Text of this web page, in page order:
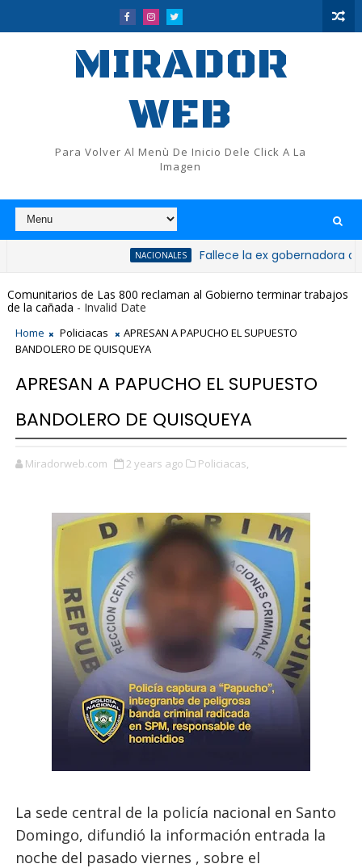
MIRADOR
WEB
Para Volver Al Menù De Inicio Dele Click A La
Imagen
NACIONALES Fallece la ex gobernadora de San
Comunitarios de Las 800 reclaman al Gobierno terminar trabajos
de la cañada - Invalid Date
Home Policiacas
APRESAN A PAPUCHO EL SUPUESTO
BANDOLERO DE QUISQUEYA
APRESAN A PAPUCHO EL SUPUESTO
BANDOLERO DE QUISQUEYA
Miradorweb.com 2 years ago Policiacas,
La sede central de la policía nacional en Santo
Domingo, difundió la información entrada la
noche del pasado viernes , sobre el